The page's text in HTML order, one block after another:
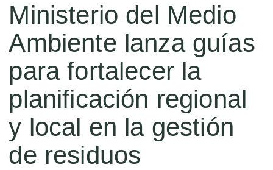
Ministerio del Medio
Ambiente lanza guías
para fortalecer la
planificación regional
y local en la gestión
de residuos